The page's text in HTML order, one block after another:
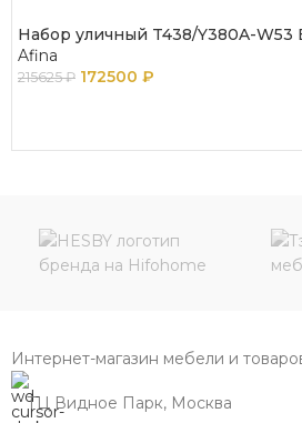
Набор уличный T438/Y380A-W53
Afina
215625₽ 172500 ₽
Интернет-магазин мебели и
ТЦ Видное Парк, Москва